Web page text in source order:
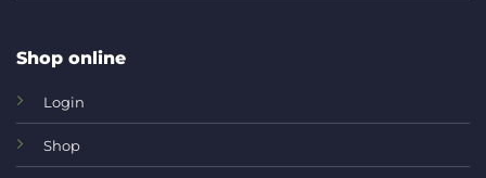
Shop online
Login
Shop